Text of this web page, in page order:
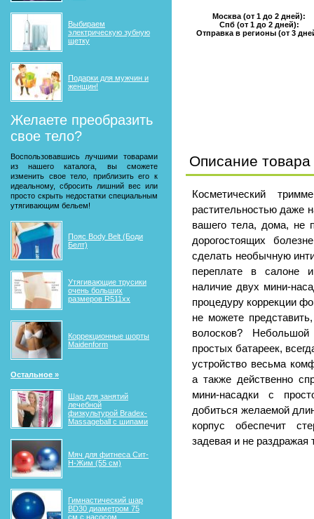
Выбираем
электрическую зубную
щетку
Подарки для мужчин и
женщин!
Желаете преобразить
свое тело?
Воспользовавшись лучшими товарами
из нашего каталога, вы сможете
изменить свое тело, приблизить его к
идеальному, сбросить лишний вес или
просто скрыть недостатки специальным
утягивающим бельем!
Пояс Body Belt (Боди
Белт)
Утягивающие трусики
очень больших
размеров R511xx
Коррекционные шорты
Maidenform
Остальное »
Шар для занятий
лечебной
физкультурой Bradex-
Massageball с шипами
Мяч для фитнеса Сит-
Н-Жим (55 см)
Гимнастический шар
BD30 диаметром 75
см с насосом
Москва (от 1 до 2 дней):
Спб (от 1 до 2 дней):
Отправка в регионы (от 3
Описание товара
Косметический
растительностью даже
вашего тела, дома, не
дорогостоящих
сделать необычную
переплате в салоне
наличие двух мини-
процедуру коррекции
не можете
волосков?
простых батареек,
устройство весьма
а также действенно
мини-насадки с
добиться желаемой
корпус обеспечит
задевая и не